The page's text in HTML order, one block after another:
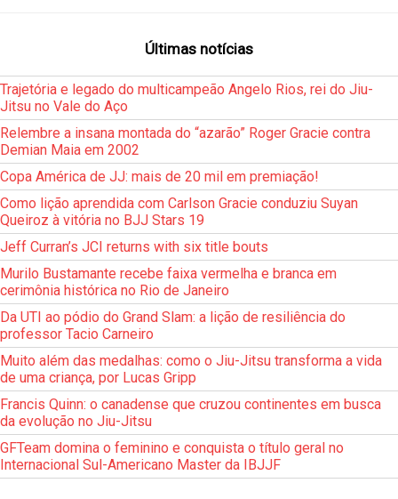
Últimas notícias
Trajetória e legado do multicampeão Angelo Rios, rei do Jiu-
Jitsu no Vale do Aço
Relembre a insana montada do “azarão” Roger Gracie contra
Demian Maia em 2002
Copa América de JJ: mais de 20 mil em premiação!
Como lição aprendida com Carlson Gracie conduziu Suyan
Queiroz à vitória no BJJ Stars 19
Jeff Curran’s JCI returns with six title bouts
Murilo Bustamante recebe faixa vermelha e branca em
cerimônia histórica no Rio de Janeiro
Da UTI ao pódio do Grand Slam: a lição de resiliência do
professor Tacio Carneiro
Muito além das medalhas: como o Jiu-Jitsu transforma a vida
de uma criança, por Lucas Gripp
Francis Quinn: o canadense que cruzou continentes em busca
da evolução no Jiu-Jitsu
GFTeam domina o feminino e conquista o título geral no
Internacional Sul-Americano Master da IBJJF